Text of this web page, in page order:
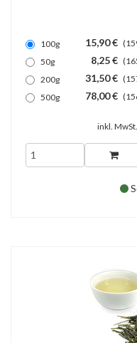
100g 15,90 €
50g
8,25 €
200g
31,50 €
500g
78,00 €
inkl.